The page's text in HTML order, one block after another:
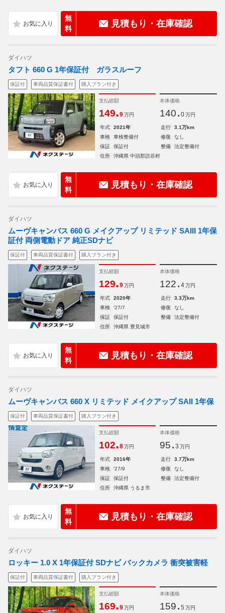
無
料
見積もり・在庫確認
ダイハツ
タフト 660 G 1年保証付 ガラスルーフ
保証付 車両品質保証書付 購入プラン付き
支払総額
149.9 万円
本体価格
140. 0 万円
年式 2021年 走行
3.1万km
車検
車検整備付 修復
なし
保証
保証付 整備
法定整備付
住所
沖縄県 中頭郡読谷村
無
料
見積もり・在庫確認
ダイハツ
ムーヴキャンバス 660 G メイクアップ リミテッド SAIII 1年保
証付 両側電動ドア 純正SDナビ
保証付 車両品質保証書付 購入プラン付き
支払総額
129.9 万円
本体価格
122. 4 万円
年式 2020年 走行
3.3万km
車検
'27/7 修復
なし
保証
保証付 整備
法定整備付
住所
沖縄県 豊見城市
無
料
見積もり・在庫確認
ダイハツ
ムーヴキャンバス 660 X リミテッド メイクアップ SAII 1年保
保証付 車両品質保証書付 購入プラン付き
支払総額
102.8 万円
本体価格
95. 3 万円
年式 2016年 走行
3.7万km
車検
'27/9 修復
なし
保証
保証付 整備
法定整備付
住所
沖縄県 うるま市
無
料
見積もり・在庫確認
ダイハツ
ロッキー 1.0 X 1年保証付 SDナビ バックカメラ 衝突被害軽
保証付 車両品質保証書付 購入プラン付き
支払総額
169.9 万円
本体価格
159. 5 万円